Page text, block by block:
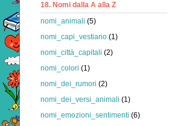
18. Nomi dalla A alla Z
nomi_animali (5)
nomi_capi_vestiario (1)
nomi_città_capitali (2)
nomi_colori (1)
nomi_dei_rumori (2)
nomi_dei_versi_animali (1)
nomi_emozioni_sentimenti (6)